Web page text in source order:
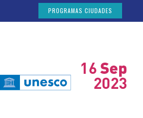
PROGRAMAS CIUDADES